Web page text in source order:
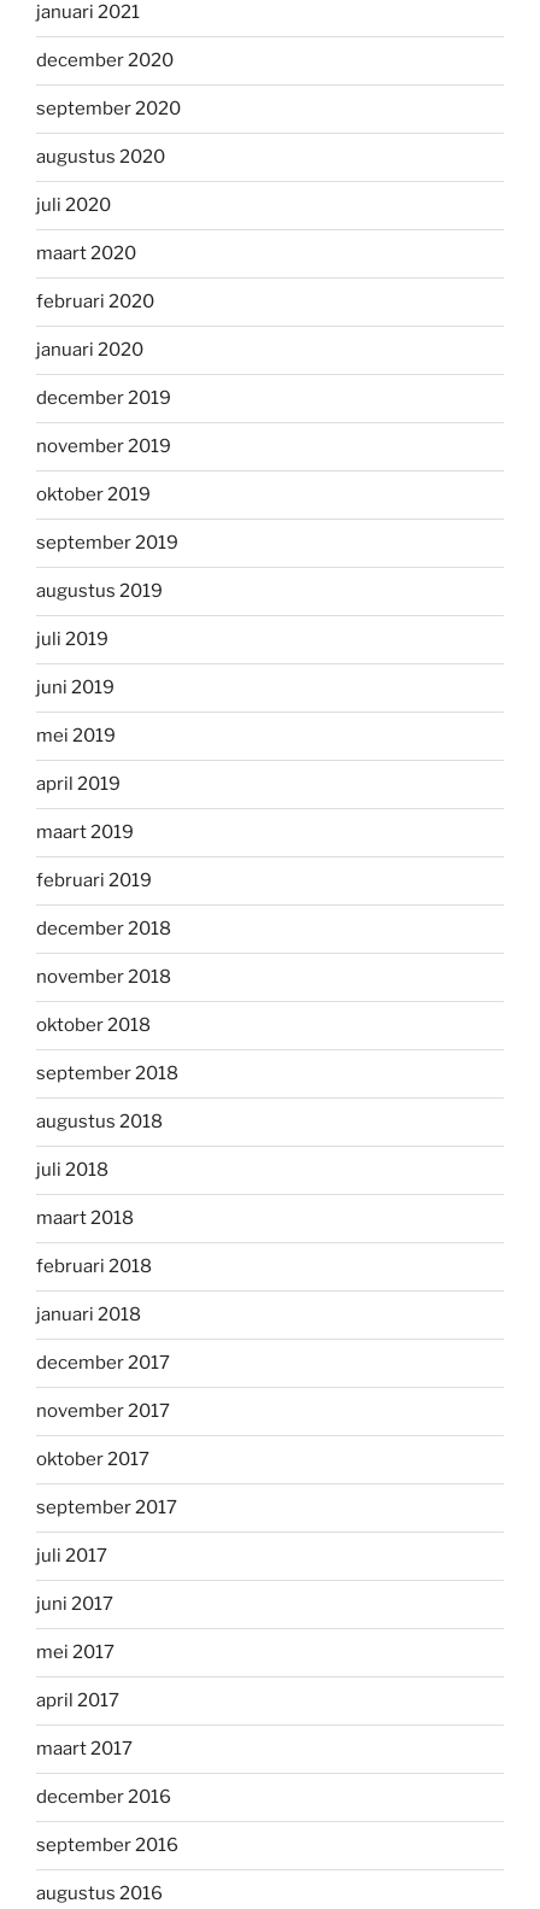
januari 2021
december 2020
september 2020
augustus 2020
juli 2020
maart 2020
februari 2020
januari 2020
december 2019
november 2019
oktober 2019
september 2019
augustus 2019
juli 2019
juni 2019
mei 2019
april 2019
maart 2019
februari 2019
december 2018
november 2018
oktober 2018
september 2018
augustus 2018
juli 2018
maart 2018
februari 2018
januari 2018
december 2017
november 2017
oktober 2017
september 2017
juli 2017
juni 2017
mei 2017
april 2017
maart 2017
december 2016
september 2016
augustus 2016